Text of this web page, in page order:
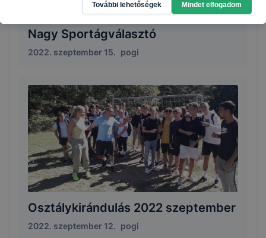
Nagy Sportágválasztó
2022. szeptember 15. pogi
Osztálykirándulás 2022 szeptember
2022. szeptember 12. pogi
További lehetőségek Mindet elfogadom